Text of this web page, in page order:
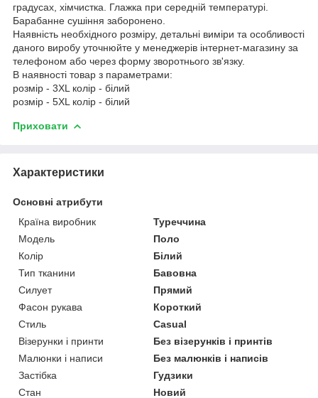
градусах, хімчистка. Глажка при середній температурі.
Барабанне сушіння заборонено.
Наявність необхідного розміру, детальні виміри та особливості
даного виробу уточнюйте у менеджерів інтернет-магазину за
телефоном або через форму зворотнього зв'язку.
В наявності товар з параметрами:
розмір - 3XL колір - білий
розмір - 5XL колір - білий
Приховати
Характеристики
Основні атрибути
Країна виробник
Туреччина
Модель
Поло
Колір
Білий
Тип тканини
Бавовна
Силует
Прямий
Фасон рукава
Короткий
Стиль
Casual
Візерунки і принти
Без візерунків і принтів
Малюнки і написи
Без малюнків і написів
Застібка
Гудзики
Стан
Новий